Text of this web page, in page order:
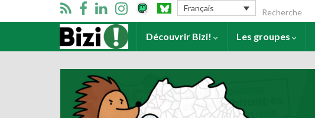
Français Search for:
Accueil Découvrir Bizi! Les groupes